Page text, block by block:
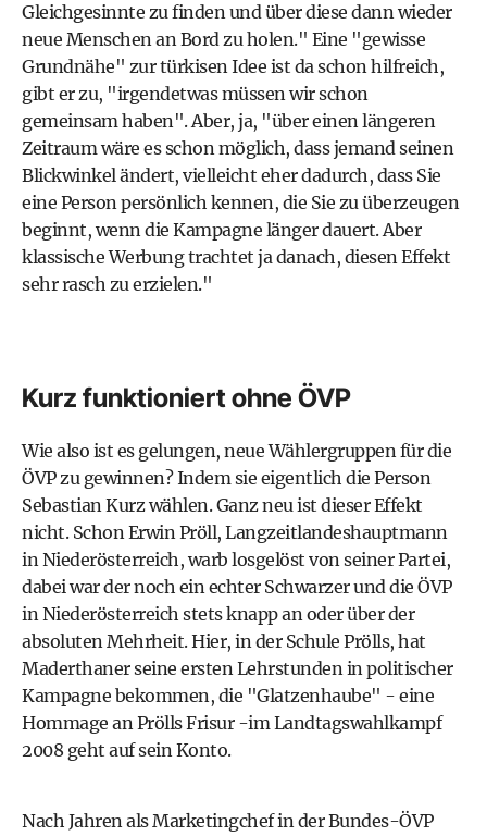
Gleichgesinnte zu finden und über diese dann wieder
neue Menschen an Bord zu holen." Eine "gewisse
Grundnähe" zur türkisen Idee ist da schon hilfreich,
gibt er zu, "irgendetwas müssen wir schon
gemeinsam haben". Aber, ja, "über einen längeren
Zeitraum wäre es schon möglich, dass jemand seinen
Blickwinkel ändert, vielleicht eher dadurch, dass Sie
eine Person persönlich kennen, die Sie zu überzeugen
beginnt, wenn die Kampagne länger dauert. Aber
klassische Werbung trachtet ja danach, diesen Effekt
sehr rasch zu erzielen."
Kurz funktioniert ohne ÖVP
Wie also ist es gelungen, neue Wählergruppen für die
ÖVP zu gewinnen? Indem sie eigentlich die Person
Sebastian Kurz wählen. Ganz neu ist dieser Effekt
nicht. Schon Erwin Pröll, Langzeitlandeshauptmann
in Niederösterreich, warb losgelöst von seiner Partei,
dabei war der noch ein echter Schwarzer und die ÖVP
in Niederösterreich stets knapp an oder über der
absoluten Mehrheit. Hier, in der Schule Prölls, hat
Maderthaner seine ersten Lehrstunden in politischer
Kampagne bekommen, die "Glatzenhaube" - eine
Hommage an Prölls Frisur -im Landtagswahlkampf
2008 geht auf sein Konto.
Nach Jahren als Marketingchef in der Bundes-ÖVP